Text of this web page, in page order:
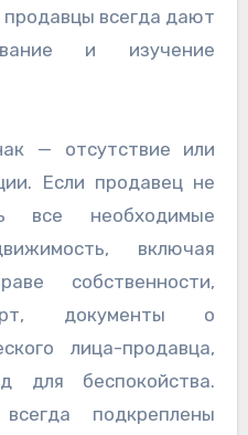
всегда дают
и изучение
— отсутствие или
Если продавец не
все необходимые
включая
собственности,
документы о
лица-продавца,
для беспокойства.
подкреплены